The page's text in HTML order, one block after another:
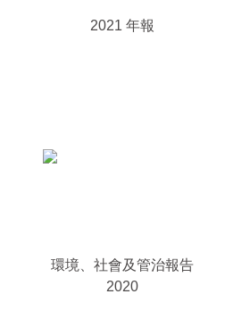
2021 年報
環境、社會及管治報告
2020